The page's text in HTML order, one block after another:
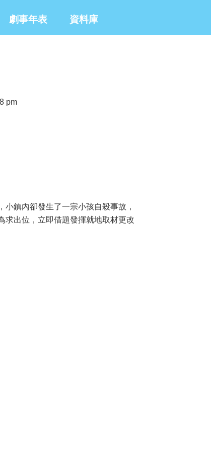
劇事年表 資料庫
pm
鎮內卻發生了一宗小孩自殺事故，
求出位，立即借題發揮就地取材更改
究竟他們如何把一套講細路自殺的
上演，並翻譯成二十多種不同語
稱讚本劇為「歡笑、愉悅、感動的